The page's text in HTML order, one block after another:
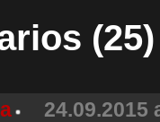
(25)
24.09.2015